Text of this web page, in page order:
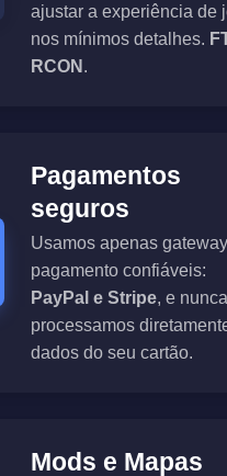
ajustar a experiência de
nos mínimos detalhes.
RCON .
Pagamentos
seguros
Usamos apenas
pagamento confiáveis:
PayPal e Stripe, e nunca
processamos
dados do seu cartão.
Mods e Mapas